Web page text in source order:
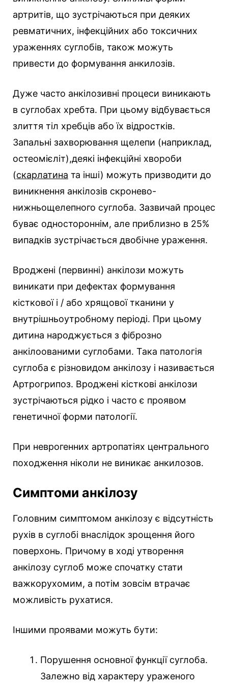
артритів, що зустрічаються при деяких
ревматичних, інфекційних або токсичних
ураженнях суглобів, також можуть
привести до формування анкилозів.
Дуже часто анкілозивні процеси виникають
в суглобах хребта. При цьому відбувається
злиття тіл хребців або їх відростків.
Запальні захворювання щелепи (наприклад,
остеомієліт),деякі інфекційні хвороби
(скарлатина та інші) можуть призводити до
виникнення анкілозів скронево-
нижньощелепного суглоба. Зазвичай процес
буває одностороннім, але приблизно в 25%
випадків зустрічається двобічне ураження.
Вроджені (первинні) анкілози можуть
виникати при дефектах формування
кісткової і / або хрящової тканини у
внутрішньоутробному періоді. При цьому
дитина народжується з фіброзно
анкілоованими суглобами. Така патологія
суглоба є різновидом анкілозу і називається
Артрогрипоз. Вроджені кісткові анкілози
зустрічаються рідко і часто є проявом
генетичної форми патології.
При неврогенних артропатіях центрального
походження ніколи не виникає анкилозов.
Симптоми анкілозу
Головним симптомом анкілозу є відсутність
рухів в суглобі внаслідок зрощення його
поверхонь. Причому в ході утворення
анкілозу суглоб може спочатку стати
важкорухомим, а потім зовсім втрачає
можливість рухатися.
Іншими проявами можуть бути:
Порушення основної функції суглоба.
Залежно від характеру ураженого